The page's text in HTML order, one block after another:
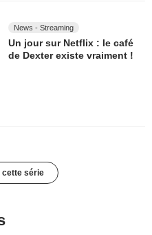
News - Streaming
Un jour sur Netflix : le café
de Dexter existe vraiment !
cette série